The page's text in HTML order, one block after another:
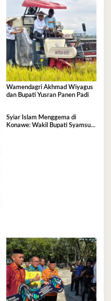
Wamendagri Akhmad Wiyagus
dan Bupati Yusran Panen Padi
Syiar Islam Menggema di
Konawe: Wakil Bupati Syamsul